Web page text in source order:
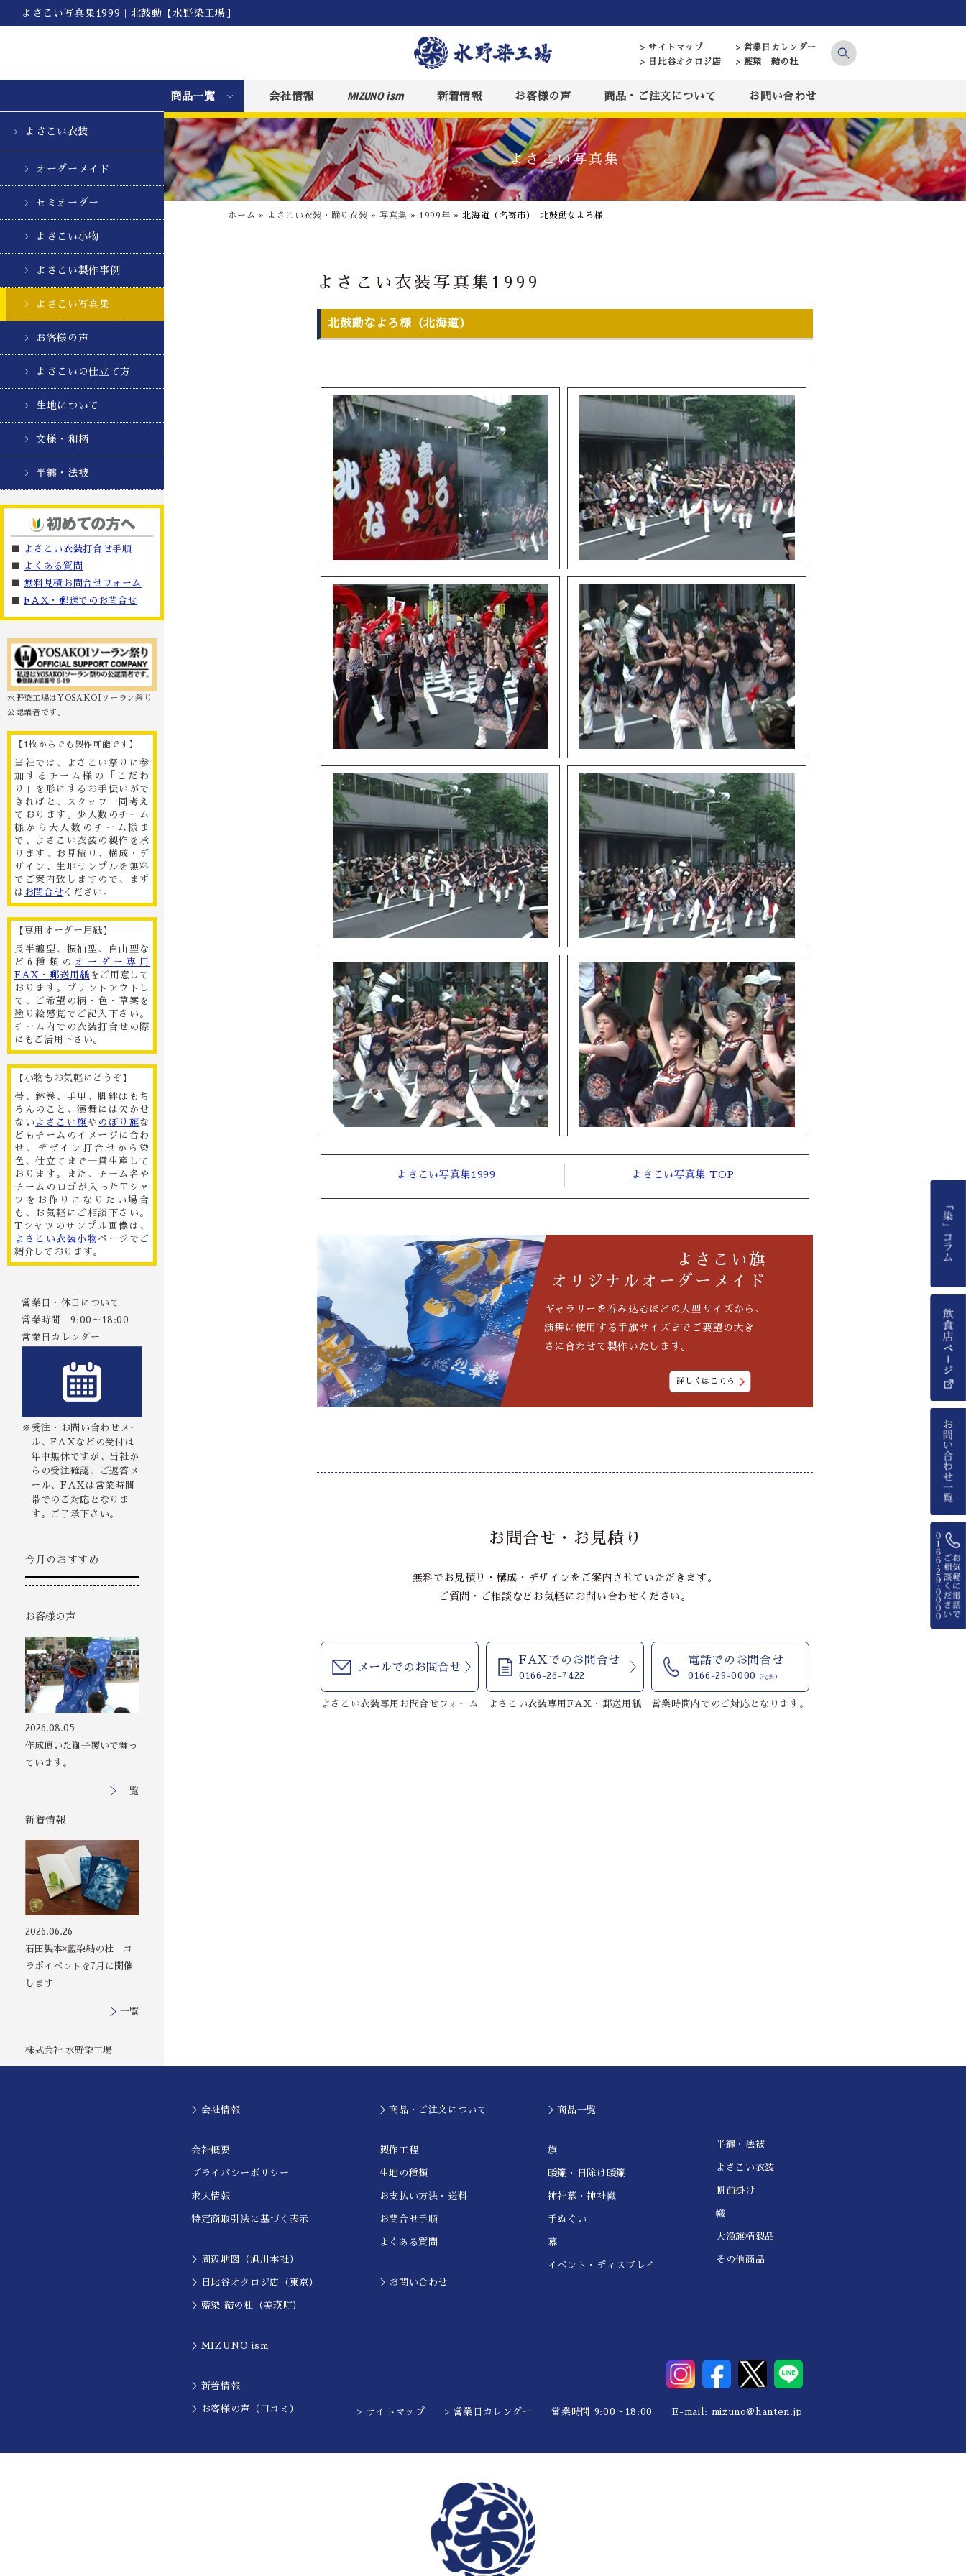
よさこい写真集1999｜北鼓動【水野染工場】
> サイトマップ
> 営業日カレンダー
> 日比谷オクロジ店
> 藍染 結の杜
商品一覧 会社情報 MIZUNO ism 新着情報 お客様の声 商品・ご注文について お問い合わせ
よさこい衣装
オーダーメイド
セミオーダー
よさこい小物
よさこい製作事例
よさこい写真集
お客様の声
よさこいの仕立て方
生地について
文様・和柄
半纏・法被
■
よさこい衣装打合せ手順
■
よくある質問
■無料見積お問合せフォーム
■FAX・郵送でのお問合せ
水野染工場はYOSAKOIソーラン祭り
公認業者です。
【1枚からでも製作可能です】
当社では、よさこい祭りに参
加するチーム様の「こだわ
り」を形にするお手伝いがで
きればと、スタッフ一同考え
ております。少人数のチーム
様から大人数のチーム様ま
で、よさこい衣装の製作を承
ります。お見積り、構成・デ
ザイン、生地サンプルを無料
でご案内致しますので、まず
は お問合せ ください。
【専用オーダー用紙】
長半纏型、振袖型、自由型な
ど6種類の オーダー専用
FAX・郵送用紙 をご用意して
おります。プリントアウトし
て、ご希望の柄・色・草案を
塗り絵感覚でご記入下さい。
チーム内での衣装打合せの際
にもご活用下さい。
【小物もお気軽にどうぞ】
帯、鉢巻、手甲、脚絆はもち
ろんのこと、演舞には欠かせ
ない よさこい旗 や のぼり旗な
どもチームのイメージに合わ
せ、デザイン打合せから染
色、仕立てまで一貫生産して
おります。また、チーム名や
チームのロゴが入ったTシャ
ツをお作りになりたい場合
も、お気軽にご相談下さい。
Tシャツのサンプル画像は、
よさこい衣装小物ページでご
紹介しております。
営業日・休日について
営業時間 9:00～18:00
営業日カレンダー
※受注・お問い合わせメー
ル、FAXなどの受付は
年中無休ですが、当社か
らの受注確認、ご返答メ
ール、FAXは営業時間
帯でのご対応となりま
す。ご了承下さい。
今月のおすすめ
お客様の声
その他の印染商
品
2026.08.05
作成頂いた獅子覆いで舞っ
ています。
一覧
新着情報
2026.06.26
石田製本×藍染結の杜 コ
ラボイベントを7月に開催
します
一覧
株式会社 水野染工場
よさこい写真集
ホーム » よさこい衣装・踊り衣装 »写真集 » 1999年 »北海道（名寄市）-北鼓動なよろ様
よさこい衣装写真集1999
北鼓動なよろ様（北海道）
よさこい写真集1999 よさこい写真集 TOP
よさこい旗
オリジナルオーダーメイド
ギャラリーを呑み込むほどの大型サイズから、
演舞に使用する手旗サイズまでご要望の大き
さに合わせて製作いたします。
詳しくはこちら
お問合せ・お見積り
無料でお見積り・構成・デザインをご案内させていただきます。
ご質問・ご相談などお気軽にお問い合わせください。
メールでのお問合せ
よさこい衣装専用お問合せフォーム
FAXでのお問合せ
0166-26-7422
よさこい衣装専用FAX・郵送用紙
電話でのお問合せ
0166-29-0000 （代表）
営業時間内でのご対応となります。
＞会社情報
会社概要
プライバシーポリシー
求人情報
特定商取引法に基づく表示
＞周辺地図（旭川本社）
＞日比谷オクロジ店（東京）
＞藍染 結の杜（美瑛町）
＞MIZUNO ism
＞新着情報
＞お客様の声（口コミ）
＞商品・ご注文について
製作工程
生地の種類
お支払い方法・送料
お問合せ手順
よくある質問
＞お問い合わせ
＞商品一覧
旗
暖簾・日除け暖簾
神社幕・神社幟
手ぬぐい
幕
イベント・ディスプレイ
半纏・法被
よさこい衣装
帆前掛け
幟
大漁旗柄製品
その他商品
> サイトマップ > 営業日カレンダー 営業時間 9:00～18:00 E-mail: mizuno@hanten.jp